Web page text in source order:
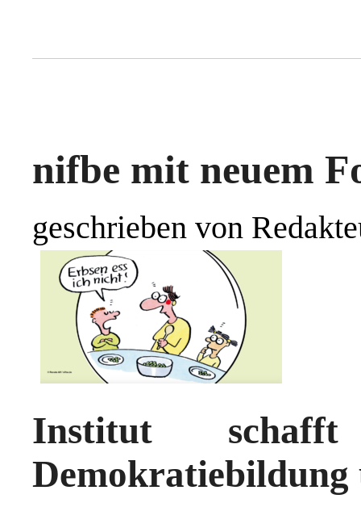
nifbe mit neuem
geschrieben von
Institut